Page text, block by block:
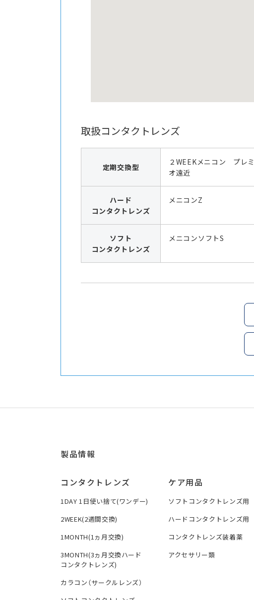
取扱コンタクトレンズ
定期交換型
２WEEKメニコン プレミ
オ遠近
ハード
コンタクトレンズ
メニコンZ
ソフト
コンタクトレンズ
メニコンソフトS
製品情報
コンタクトレンズ
1DAY 1日使い捨て(ワンデー)
2WEEK(2週間交換)
1MONTH(1ヵ月交換)
3MONTH(3ヵ月交換ハード
コンタクトレンズ)
カラコン（サークルレンズ）
ケア用品
ソフトコンタクトレンズ用
ハードコンタクトレンズ用
コンタクトレンズ装着薬
アクセサリー類